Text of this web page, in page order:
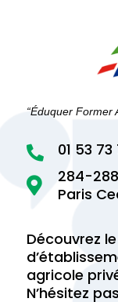
“Éduquer Former


284-
Paris
01 53
Découvrez
agricole
N’hésitez